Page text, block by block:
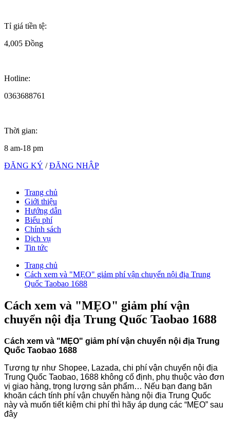
Tỉ giá tiền tệ:
4,005 Đồng
Hotline:
0363688761
Thời gian:
8 am-18 pm
ĐĂNG KÝ /ĐĂNG NHẬP
Trang chủ
Giới thiệu
Hướng dẫn
Biểu phí
Chính sách
Dịch vụ
Tin tức
Trang chủ
Cách xem và "MẸO" giảm phí vận chuyển nội địa Trung
Quốc Taobao 1688
Cách xem và "MẸO" giảm phí vận
chuyển nội địa Trung Quốc Taobao 1688
Cách xem và "MẸO" giảm phí vận chuyển nội địa Trung
Quốc Taobao 1688
Tương tự như Shopee, Lazada, chi phí vận chuyển nội địa
Trung Quốc Taobao, 1688 không cố định, phụ thuộc vào đơn
vị giao hàng, trọng lượng sản phẩm… Nếu bạn đang băn
khoăn cách tính phí vận chuyển hàng nội địa Trung Quốc
này và muốn tiết kiệm chi phí thì hãy áp dụng các “MẸO” sau
đây